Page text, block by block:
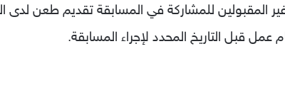
المقبولين للمشاركة في المسابقة تقديم طعن لدى